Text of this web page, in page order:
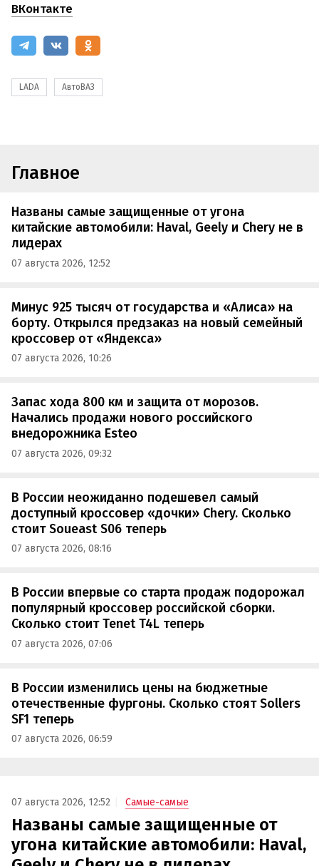
ВКонтакте
LADA АвтоВАЗ
Главное
Названы самые защищенные от угона
китайские автомобили: Haval, Geely и Chery не в
лидерах
07 августа 2026, 12:52
Минус 925 тысяч от государства и «Алиса» на
борту. Открылся предзаказ на новый семейный
кроссовер от «Яндекса»
07 августа 2026, 10:26
Запас хода 800 км и защита от морозов.
Начались продажи нового российского
внедорожника Esteo
07 августа 2026, 09:32
В России неожиданно подешевел самый
доступный кроссовер «дочки» Chery. Сколько
стоит Soueast S06 теперь
07 августа 2026, 08:16
В России впервые со старта продаж подорожал
популярный кроссовер российской сборки.
Сколько стоит Tenet T4L теперь
07 августа 2026, 07:06
В России изменились цены на бюджетные
отечественные фургоны. Сколько стоят Sollers
SF1 теперь
07 августа 2026, 06:59
07 августа 2026, 12:52 Самые-самые
Названы самые защищенные от
угона китайские автомобили: Haval,